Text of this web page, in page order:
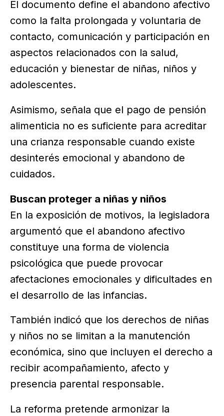
El documento define el abandono afectivo
como la falta prolongada y voluntaria de
contacto, comunicación y participación en
aspectos relacionados con la salud,
educación y bienestar de niñas, niños y
adolescentes.
Asimismo, señala que el pago de pensión
alimenticia no es suficiente para acreditar
una crianza responsable cuando existe
desinterés emocional y abandono de
cuidados.
Buscan proteger a niñas y niños
En la exposición de motivos, la legisladora
argumentó que el abandono afectivo
constituye una forma de violencia
psicológica que puede provocar
afectaciones emocionales y dificultades en
el desarrollo de las infancias.
También indicó que los derechos de niñas
y niños no se limitan a la manutención
económica, sino que incluyen el derecho a
recibir acompañamiento, afecto y
presencia parental responsable.
La reforma pretende armonizar la